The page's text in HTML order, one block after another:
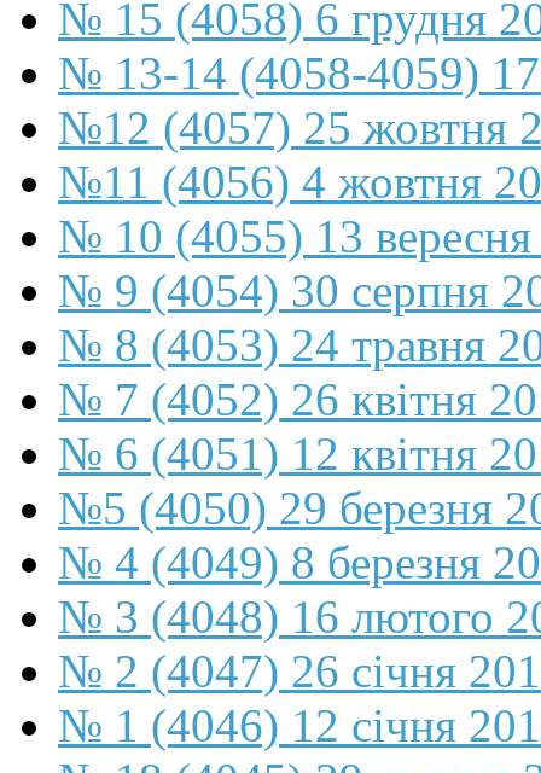
№ 15 (4058) 6 грудня
№ 13-14 (4058-4059) 17
№12 (4057) 25 жовтня
№11 (4056) 4 жовтня
№ 10 (4055) 13
№ 9 (4054) 30 серпня
№ 8 (4053) 24 травня
№ 7 (4052) 26 квітня
№ 6 (4051) 12 квітня
№5 (4050) 29 березня
№ 4 (4049) 8 березня
№ 3 (4048) 16 лютого
№ 2 (4047) 26 січня
№ 1 (4046) 12 січня